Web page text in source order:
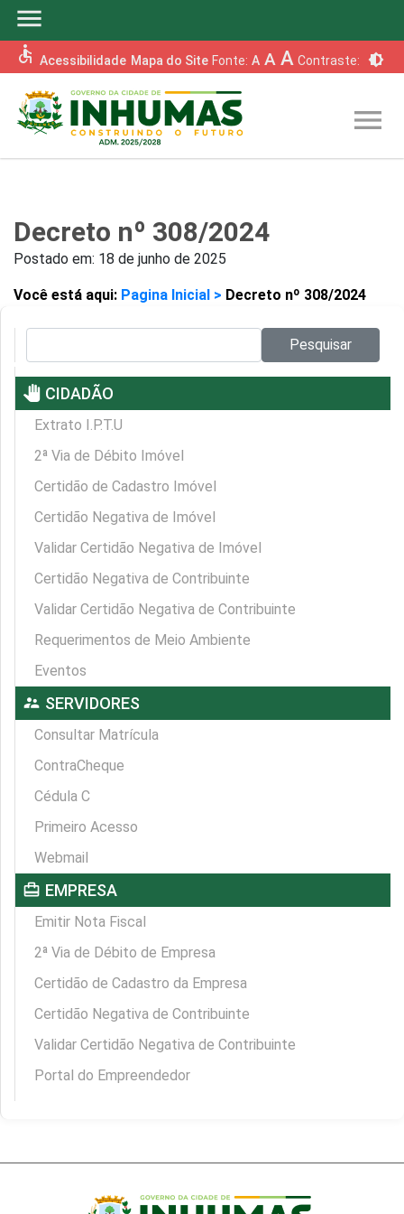
menu
accessible Acessibilidade Mapa do Site Fonte: A A A Contraste: brightness_6
menu
Decreto nº 308/2024
Postado em: 18 de junho de 2025
Você está aqui: Pagina Inicial > Decreto nº 308/2024
Pesquisar
pan_tool CIDADÃO
Extrato I.P.T.U
2ª Via de Débito Imóvel
Certidão de Cadastro Imóvel
Certidão Negativa de Imóvel
Validar Certidão Negativa de Imóvel
Certidão Negativa de Contribuinte
Validar Certidão Negativa de Contribuinte
Requerimentos de Meio Ambiente
Eventos
supervisor_account SERVIDORES
Consultar Matrícula
ContraCheque
Cédula C
Primeiro Acesso
Webmail
card_travel EMPRESA
Emitir Nota Fiscal
2ª Via de Débito de Empresa
Certidão de Cadastro da Empresa
Certidão Negativa de Contribuinte
Validar Certidão Negativa de Contribuinte
Portal do Empreendedor